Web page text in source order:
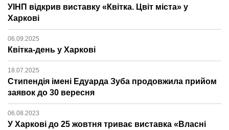
УІНП відкрив виставку «Квітка. Цвіт міста» у
Харкові
06.09.2025
Квітка-день у Харкові
18.07.2025
Стипендія імені Едуарда Зуба продовжила прийом
заявок до 30 вересня
06.08.2023
У Харкові до 25 жовтня триває виставка «Власні